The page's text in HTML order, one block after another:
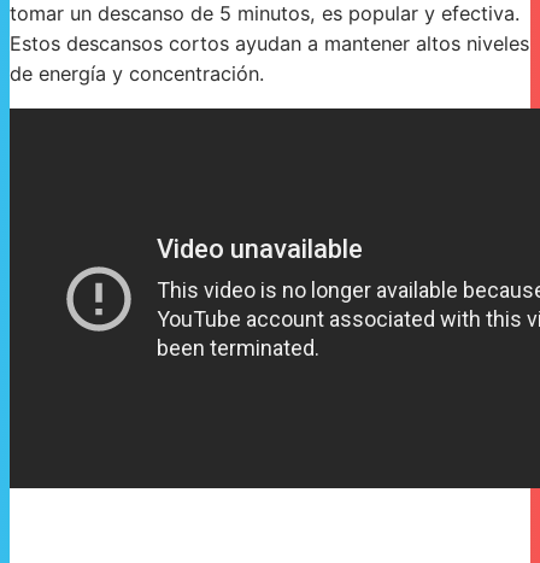
tomar un descanso de 5 minutos, es popular y efectiva.
Estos descansos cortos ayudan a mantener altos niveles
de energía y concentración.